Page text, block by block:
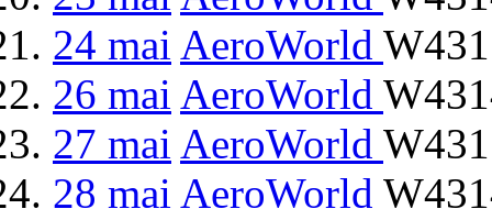
24 mai AeroWorld
26 mai AeroWorld
27 mai AeroWorld
28 mai AeroWorld